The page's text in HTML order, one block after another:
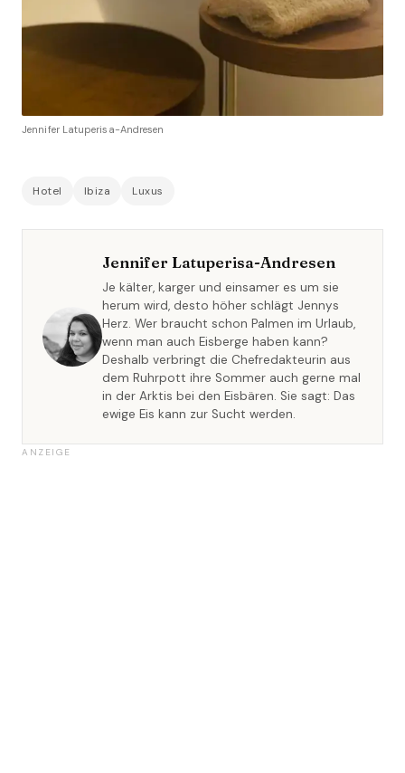
Jennifer Latuperisa-Andresen
Hotel Ibiza Luxus
Jennifer Latuperisa-Andresen
Je kälter, karger und einsamer es um sie
herum wird, desto höher schlägt Jennys
Herz. Wer braucht schon Palmen im Urlaub,
wenn man auch Eisberge haben kann?
Deshalb verbringt die Chefredakteurin aus
dem Ruhrpott ihre Sommer auch gerne mal
in der Arktis bei den Eisbären. Sie sagt: Das
ewige Eis kann zur Sucht werden.
ANZEIGE